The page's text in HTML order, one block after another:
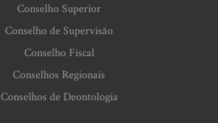
Conselho Superior
Conselho de Supervisão
Conselho Fiscal
Conselhos Regionais
Conselhos de Deontologia